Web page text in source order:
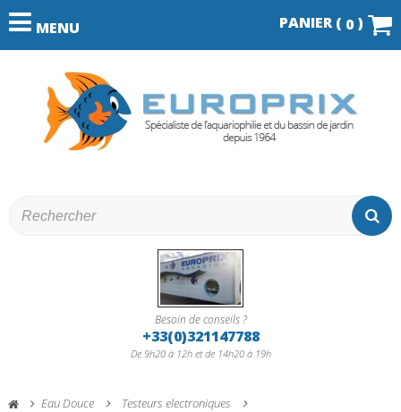
MENU PANIER ( 0 )
Besoin de conseils ?
+33(0)321147788
De 9h20 à 12h et de 14h20 à 19h
Eau Douce
Testeurs electroniques